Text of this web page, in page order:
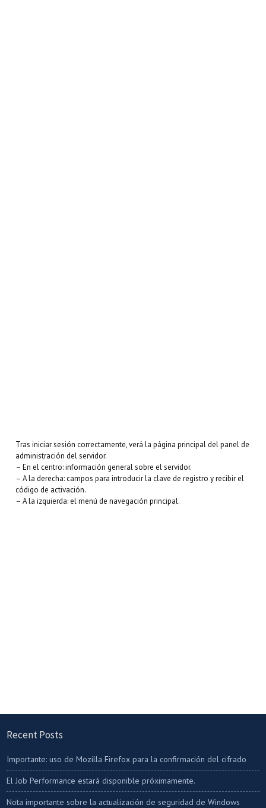
Tras iniciar sesión correctamente, verá la página principal del panel de
administración del servidor.
– En el centro: información general sobre el servidor.
– A la derecha: campos para introducir la clave de registro y recibir el
código de activación.
– A la izquierda: el menú de navegación principal.
Recent Posts
Importante: uso de Mozilla Firefox para la confirmación del cifrado
El Job Performance estará disponible próximamente.
Nota importante sobre la actualización de seguridad de Windows